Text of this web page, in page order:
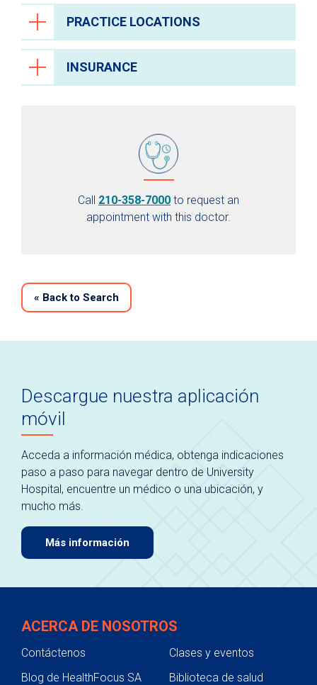
PRACTICE LOCATIONS
INSURANCE
Call 210-358-7000 to request an
appointment with this doctor.
« Back to Search
Descargue nuestra aplicación
móvil
Acceda a información médica, obtenga indicaciones
paso a paso para navegar dentro de University
Hospital, encuentre un médico o una ubicación, y
mucho más.
Más información
ACERCA DE NOSOTROS
Contáctenos
Clases y eventos
Blog de HealthFocus SA
Biblioteca de salud